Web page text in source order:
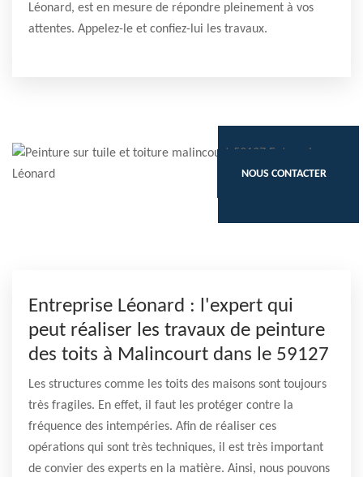
Léonard, est en mesure de répondre pleinement à vos
attentes. Appelez-le et confiez-lui les travaux.
NOUS CONTACTER
Entreprise Léonard : l'expert qui
peut réaliser les travaux de peinture
des toits à Malincourt dans le 59127
Les structures comme les toits des maisons sont toujours
très fragiles. En effet, il faut les protéger contre la
fréquence des intempéries. Afin de réaliser ces
opérations qui sont très techniques, il est très important
de convier des experts en la matière. Ainsi, nous pouvons